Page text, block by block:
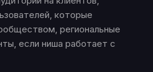
которые
региональные
если ниша работает с